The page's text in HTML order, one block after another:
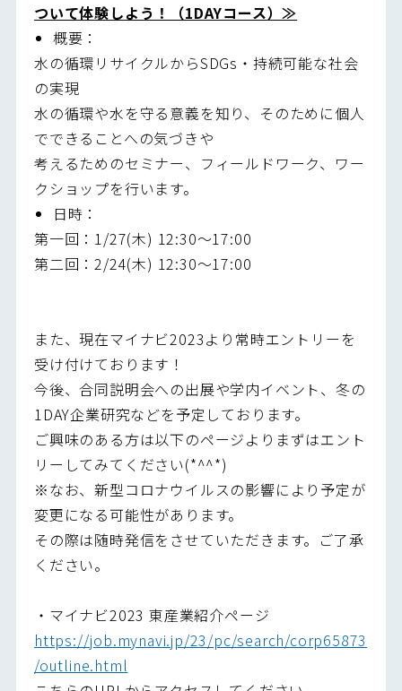
ついて体験しよう！（1DAYコース）≫
概要：
水の循環リサイクルからSDGs・持続可能な社会
の実現
水の循環や水を守る意義を知り、そのために個人
でできることへの気づきや
考えるためのセミナー、フィールドワーク、ワー
クショップを行います。
日時：
第一回：1/27(木) 12:30～17:00
第二回：2/24(木) 12:30～17:00
また、現在マイナビ2023より常時エントリーを
受け付けております！
今後、合同説明会への出展や学内イベント、冬の
1DAY企業研究などを予定しております。
ご興味のある方は以下のページよりまずはエント
リーしてみてください(*^^*)
※なお、新型コロナウイルスの影響により予定が
変更になる可能性があります。
その際は随時発信をさせていただきます。ご了承
ください。
・マイナビ2023 東産業紹介ページ
https://job.mynavi.jp/23/pc/search/corp65873
/outline.html